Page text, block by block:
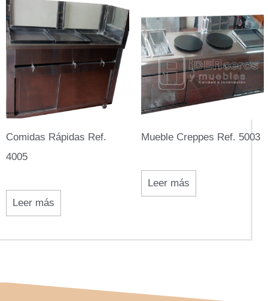
Comidas Rápidas Ref.
4005
Leer más
Mueble Creppes Ref. 5003
Leer más